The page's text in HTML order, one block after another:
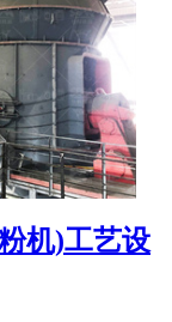
机)工艺设